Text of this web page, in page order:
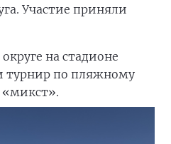
Участие приняли
на стадионе
турнир по пляжному
«микст».